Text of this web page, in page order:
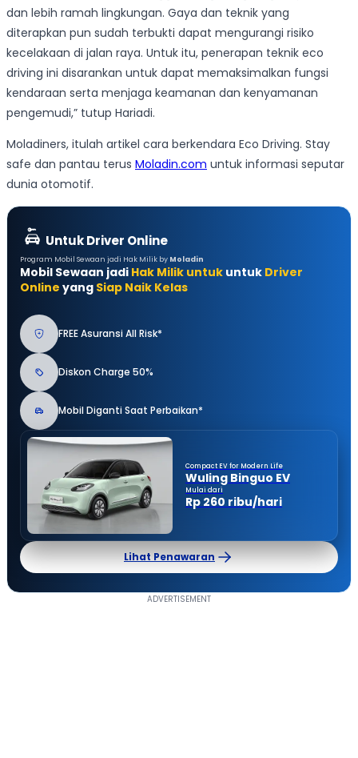
dan lebih ramah lingkungan. Gaya dan teknik yang
diterapkan pun sudah terbukti dapat mengurangi risiko
kecelakaan di jalan raya. Untuk itu, penerapan teknik eco
driving ini disarankan untuk dapat memaksimalkan fungsi
kendaraan serta menjaga keamanan dan kenyamanan
pengemudi,” tutup Hariadi.
Moladiners, itulah artikel cara berkendara Eco Driving. Stay
safe dan pantau terus Moladin.com untuk informasi seputar
dunia otomotif.
Untuk Driver Online
Program Mobil Sewaan jadi Hak Milik by Moladin
Mobil Sewaan jadi Hak Milik untuk untuk Driver
Online yang Siap Naik Kelas
FREE Asuransi All Risk*
Diskon Charge 50%
Mobil Diganti Saat Perbaikan*
Compact EV for Modern Life
Wuling Binguo EV
Mulai dari
Rp 260 ribu/hari
Lihat Penawaran